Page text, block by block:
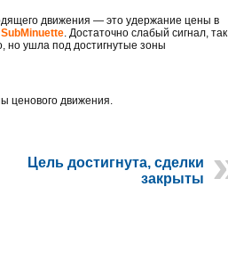
движения — это удержание цены в
SubMinuette . Достаточно слабый сигнал, так
но ушла под достигнутые зоны
ценового движения.
Цель достигнута, сделки
закрыты